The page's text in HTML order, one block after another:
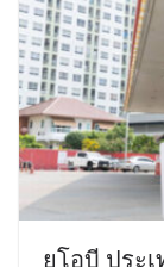
ยูโอบี ประ